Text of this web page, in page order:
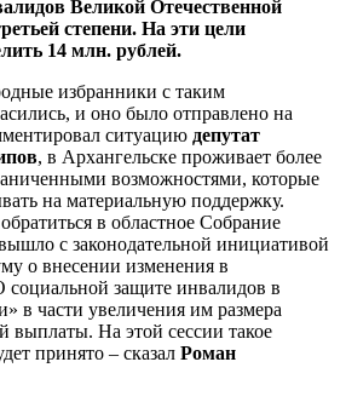
Великой Отечественной
степени. На эти цели
14 млн. рублей.
избранники с таким
и оно было отправлено на
ситуацию депутат
, в Архангельске проживает более
возможностями, которые
на материальную поддержку.
в областное Собрание
с законодательной инициативой
о внесении изменения в
защите инвалидов в
в части увеличения им размера
выплаты. На этой сессии такое
принято – сказал Роман